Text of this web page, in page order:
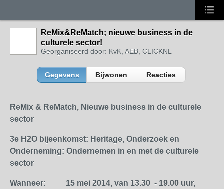
ReMix&ReMatch; nieuwe business in de
culturele sector!
Georganiseerd door: KvK, AEB, CLICKNL
Gegevens Bijwonen Reacties
ReMix & ReMatch, Nieuwe business in de culturele
sector
3e H2O bijeenkomst: Heritage, Onderzoek en
Onderneming: Ondernemen in en met de culturele
sector
Wanneer: 15 mei 2014, van 13.30 - 19.00 uur,